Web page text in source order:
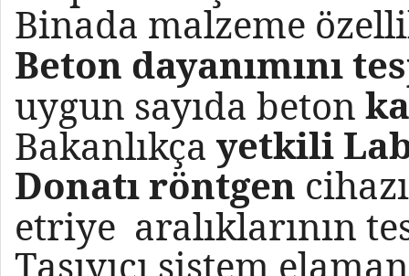
Binada malzeme
Beton dayanımını
uygun sayıda beton
Bakanlıkça yetkili
Donatı röntgen
etriye aralıklarının
Taşıyıcı sistem